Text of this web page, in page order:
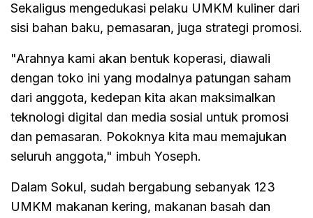
Sekaligus mengedukasi pelaku UMKM kuliner dari
sisi bahan baku, pemasaran, juga strategi promosi.
"Arahnya kami akan bentuk koperasi, diawali
dengan toko ini yang modalnya patungan saham
dari anggota, kedepan kita akan maksimalkan
teknologi digital dan media sosial untuk promosi
dan pemasaran. Pokoknya kita mau memajukan
seluruh anggota," imbuh Yoseph.
Dalam Sokul, sudah bergabung sebanyak 123
UMKM makanan kering, makanan basah dan